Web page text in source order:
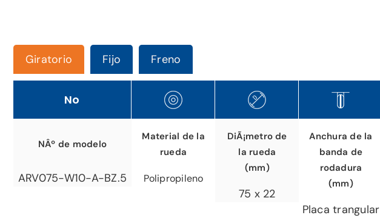
Giratorio Fijo Freno
No
NÂº de modelo
ARV075-W10-A-BZ.5
Material de la
rueda
Polipropileno
DiÃ¡metro de
la rueda
(mm)
75 x 22
Anchura de la
banda de
rodadura
(mm)
Placa trangular